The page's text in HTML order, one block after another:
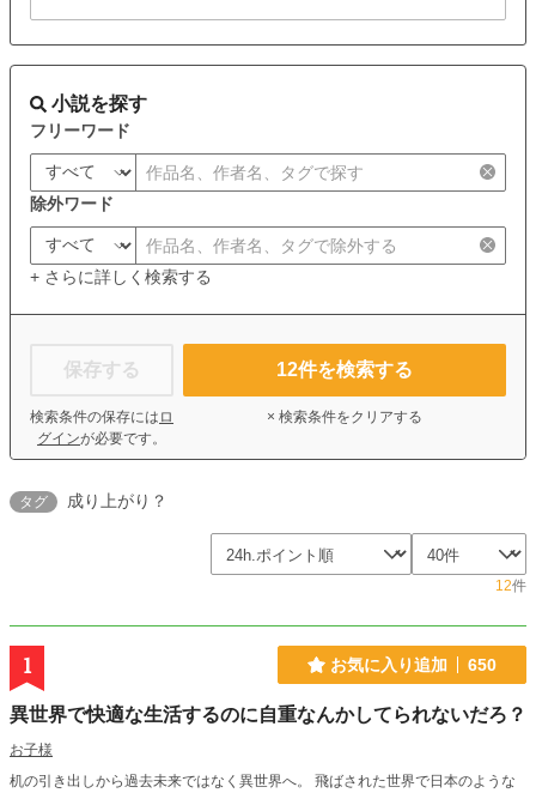
小説を探す
フリーワード
除外ワード
+ さらに詳しく検索する
保存する
検索条件の保存には ロ
グインが必要です。
12件を検索する
× 検索条件をクリアする
タグ 成り上がり？
12件
1 お気に入り追加 650
異世界で快適な生活するのに自重なんかしてられないだろ？
お子様
机の引き出しから過去未来ではなく異世界へ。 飛ばされた世界で日本のような